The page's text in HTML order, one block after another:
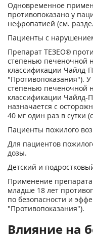
Одновременное
противопоказано у
нефропатией (см.
Пациенты с
Препарат ТЕЗЕО®
степенью печеночной
классификации Чайлд-
"Противопоказания").
степенью печеночной
классификации Чайлд-
назначается с
40 мг один раз в сутки
Пациенты пожилого
Для пациентов
дозы.
Детский и
Применение
младше 18 лет
по безопасности и
"Противопоказания").
Влияние на